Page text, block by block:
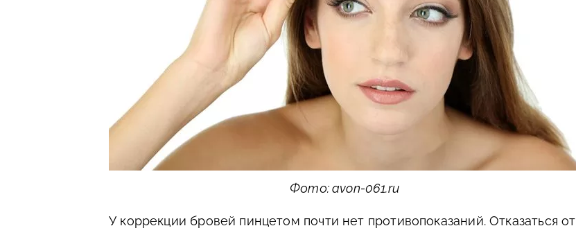
Фото: avon-061.ru
У коррекции бровей пинцетом почти нет противопоказаний. Отказаться от